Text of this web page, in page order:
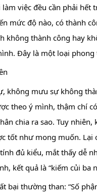
việc đều cần phải hết
mức độ nào, có thành
không thành công hay
Đây là một loại phong
không mưu sự không
theo ý mình, thậm chí
chia ra sao. Tuy
tốt như mong muốn.
đủ kiểu, mắt thấy dễ
kết quả là “kiếm củi ba
bại thường than: “Số